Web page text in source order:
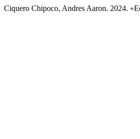
Ciquero Chipoco, Andres Aaron. 2024.